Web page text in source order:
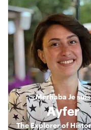
Merhaba Je suis
Ayfer